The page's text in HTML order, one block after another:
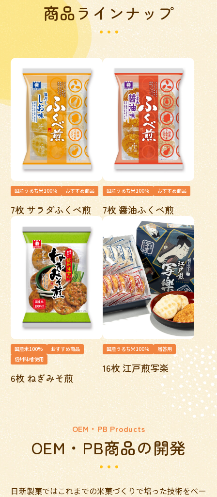
商品ラインナップ
国産うるち米100% おすすめ商品
7枚 サラダふくべ煎
国産うるち米100% おすすめ商品
7枚 醤油ふくべ煎
国産米100%
おすすめ商品
信州味噌使用
6枚 ねぎみそ煎
国産うるち米100% 贈答用
16枚 江戸煎写楽
OEM・PB Products
OEM・PB商品の開発
日新製菓ではこれまでの米菓づくりで培った技術をベー